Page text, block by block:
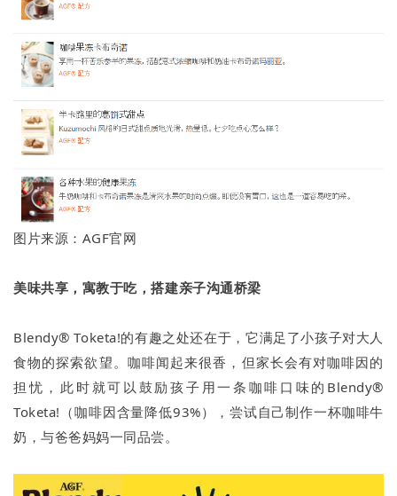
图片来源：AGF官网
美味共享，寓教于吃，搭建亲子沟通桥梁
Blendy® Toketa!的有趣之处还在于，它满足了小孩子对大人
食物的探索欲望。咖啡闻起来很香，但家长会有对咖啡因的
担忧，此时就可以鼓励孩子用一条咖啡口味的Blendy®
Toketa!（咖啡因含量降低93%），尝试自己制作一杯咖啡牛
奶，与爸爸妈妈一同品尝。